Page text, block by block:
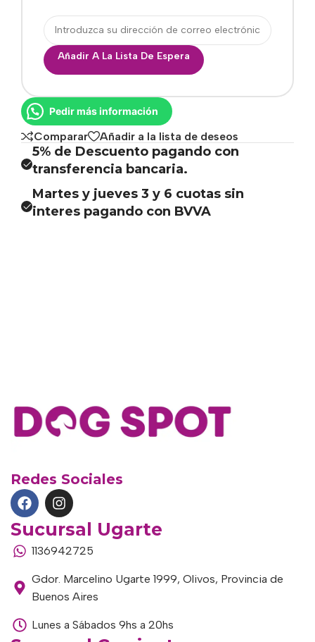
Añadir A La Lista De Espera
Pedir más información
Comparar Añadir a la lista de deseos
5% de Descuento pagando con
transferencia bancaria.
Martes y jueves 3 y 6 cuotas sin
interes pagando con BVVA
Redes Sociales
Sucursal Ugarte
1136942725
Gdor. Marcelino Ugarte 1999, Olivos, Provincia de
Buenos Aires
Lunes a Sábados 9hs a 20hs